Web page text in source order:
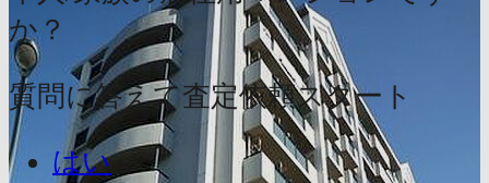
か？
質問に答えて査定依頼スタート
はい